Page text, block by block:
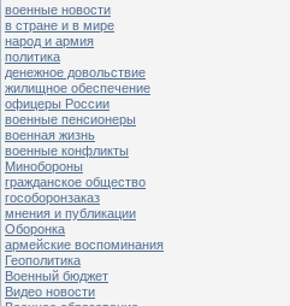
военные новости
в стране и в мире
народ и армия
политика
денежное довольствие
жилищное обеспечение
офицеры России
военные пенсионеры
военная жизнь
военные конфликты
Минобороны
гражданское общество
гособоронзаказ
мнения и публикации
Оборонка
армейские воспоминания
Геополитика
Военный бюджет
Видео новости